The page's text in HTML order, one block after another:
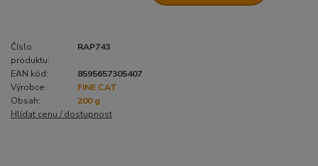
Číslo
produktu:
RAP743
EAN kód:
8595657305407
Výrobce:
FINE CAT
Obsah:
200 g
Hlídat cenu / dostupnost